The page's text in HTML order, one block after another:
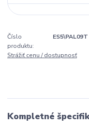
Číslo
produktu:
ES5\PAL09T
Strážiť cenu / dostupnosť
Kompletné